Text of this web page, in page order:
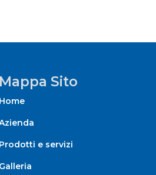
Mappa Sito
Home
Prodotti e servizi
Galleria